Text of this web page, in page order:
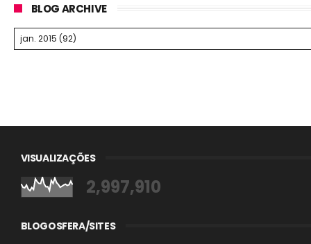
BLOG ARCHIVE
VISUALIZAÇÕES
2,997,910
BLOGOSFERA/SITES